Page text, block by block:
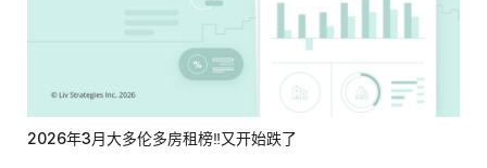
2026年3月大多伦多房租榜‼️又开始跌了